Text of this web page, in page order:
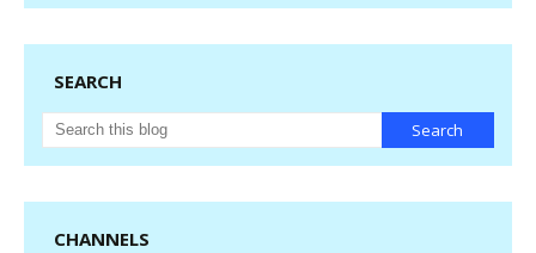
SEARCH
CHANNELS